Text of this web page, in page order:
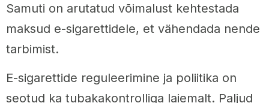
Samuti on arutatud võimalust kehtestada
maksud e-sigarettidele, et vähendada nende
tarbimist.
E-sigarettide reguleerimine ja poliitika on
seotud ka tubakakontrolliga laiemalt. Paljud